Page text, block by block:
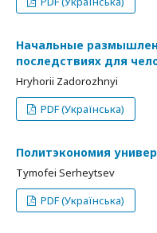
Начальные
последствиях для
Hryhorii Zadorozhnyi
PDF (Українська)
Политэкономия
Tymofei Serheytsev
PDF (Українська)